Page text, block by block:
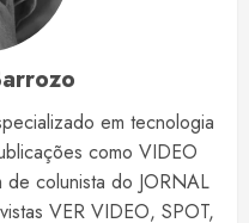
em tecnologia
como VIDEO
colunista do JORNAL
VER VIDEO, SPOT,